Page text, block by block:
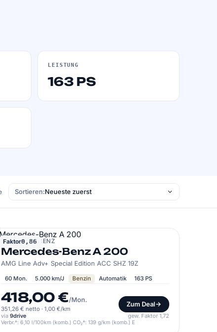
LEISTUNG
163 PS
Sortieren:
Faktor0,86
MERCEDES-BENZ
Mercedes-Benz A 200
AMG Line Adv+ Special Edition ACC SHZ 19Z
60 Mon. 5.000 km/J Benzin Automatik 163 PS
418,00 €/Mon.
351,26 € netto · 1,00 €/km
Zum Deal
via 9drive gew. Faktor 1,72
Verbr.*: 6,10 l/100km (komb.) CO₂*: 139 g/km (komb.) E